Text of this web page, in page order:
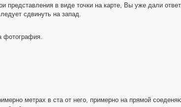
в виде точки на карте, Вы уже дали
сдвинуть на запад.
фотография.
метрах в ста от него, примерно на прямой